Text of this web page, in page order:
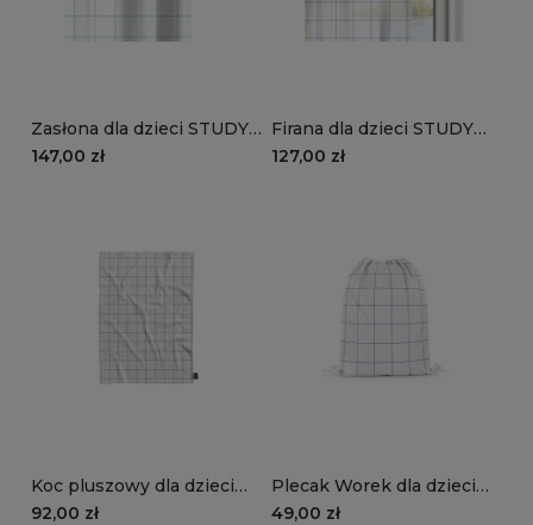
Zasłona dla dzieci STUDY
STYLE wzór TN02 | zeszyt
147,00 zł
Firana dla dzieci STUDY
STYLE wzór TN01 | zeszyt
127,00 zł
Koc pluszowy dla dzieci
STUDY STYLE wzór TN01 |
92,00 zł
Plecak Worek dla dzieci
STUDY STYLE wzór TN01 |
49,00 zł